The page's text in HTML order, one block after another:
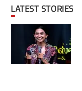
LATEST STORIES